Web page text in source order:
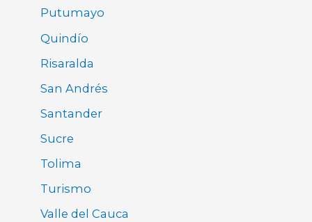
Putumayo
Quindío
Risaralda
San Andrés
Santander
Sucre
Tolima
Turismo
Valle del Cauca